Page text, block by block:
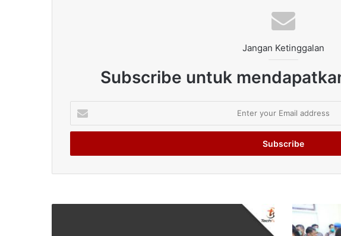
Jangan Ketinggalan
Subscribe untuk
your
Email